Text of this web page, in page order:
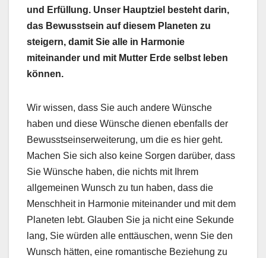
und Erfüllung. Unser Hauptziel besteht darin,
das Bewusstsein auf diesem Planeten zu
steigern, damit Sie alle in Harmonie
miteinander und mit Mutter Erde selbst leben
können.
Wir wissen, dass Sie auch andere Wünsche
haben und diese Wünsche dienen ebenfalls der
Bewusstseinserweiterung, um die es hier geht.
Machen Sie sich also keine Sorgen darüber, dass
Sie Wünsche haben, die nichts mit Ihrem
allgemeinen Wunsch zu tun haben, dass die
Menschheit in Harmonie miteinander und mit dem
Planeten lebt. Glauben Sie ja nicht eine Sekunde
lang, Sie würden alle enttäuschen, wenn Sie den
Wunsch hätten, eine romantische Beziehung zu